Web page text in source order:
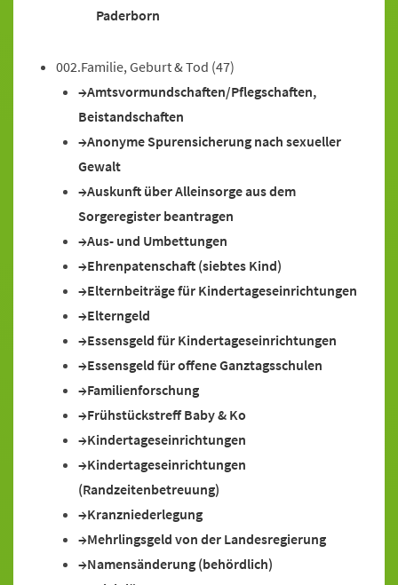
Paderborn
002.Familie, Geburt & Tod (47)
Amtsvormundschaften/Pflegschaften,
Beistandschaften
Anonyme Spurensicherung nach sexueller
Gewalt
Auskunft über Alleinsorge aus dem
Sorgeregister beantragen
Aus- und Umbettungen
Ehrenpatenschaft (siebtes Kind)
Elternbeiträge für Kindertageseinrichtungen
Elterngeld
Essensgeld für Kindertageseinrichtungen
Essensgeld für offene Ganztagsschulen
Familienforschung
Frühstückstreff Baby & Ko
Kindertageseinrichtungen
Kindertageseinrichtungen
(Randzeitenbetreuung)
Kranzniederlegung
Mehrlingsgeld von der Landesregierung
Namensänderung (behördlich)